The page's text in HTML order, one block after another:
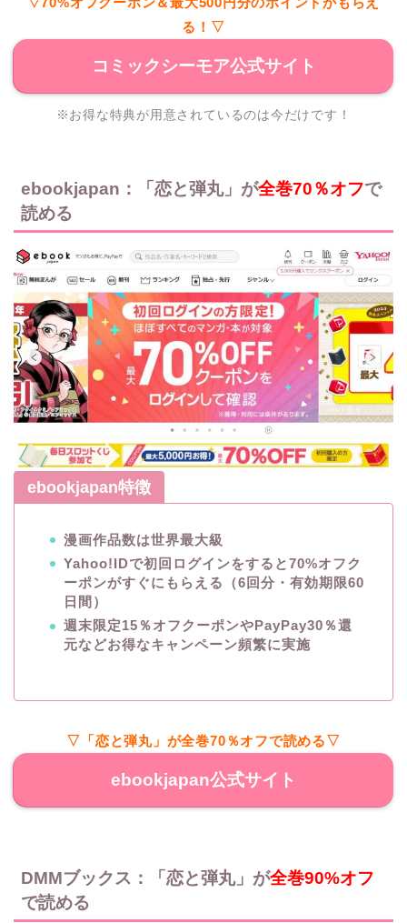
る！▽
コミックシーモア公式サイト
※お得な特典が用意されているのは今だけです！
ebookjapan：「恋と弾丸」が全巻70％オフで
読める
ebookjapan特徴
漫画作品数は世界最大級
Yahoo!IDで初回ログインをすると70%オフク
ーポンがすぐにもらえる（6回分・有効期限60
日間）
週末限定15％オフクーポンやPayPay30％還
元などお得なキャンペーン頻繁に実施
▽「恋と弾丸」が全巻70％オフで読める▽
ebookjapan公式サイト
DMMブックス：「恋と弾丸」が全巻90%オフ
で読める